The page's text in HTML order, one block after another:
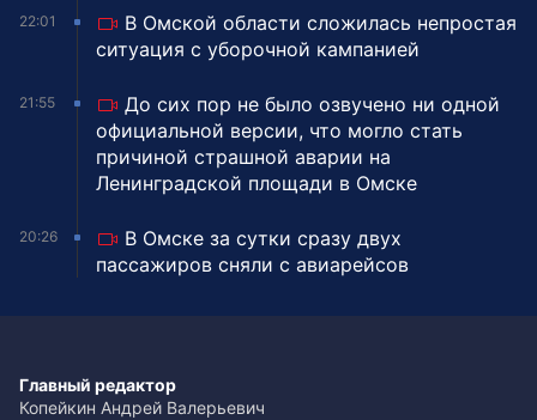
22:01
В Омской области сложилась непростая
ситуация с уборочной кампанией
21:55
До сих пор не было озвучено ни одной
официальной версии, что могло стать
причиной страшной аварии на
Ленинградской площади в Омске
20:26
В Омске за сутки сразу двух
пассажиров сняли с авиарейсов
Главный редактор
Копейкин Андрей Валерьевич